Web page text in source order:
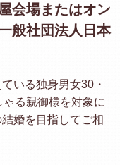
会場またはオン
般社団法人日本
いる独身男女30・
る親御様を対象に
婚を目指してご相